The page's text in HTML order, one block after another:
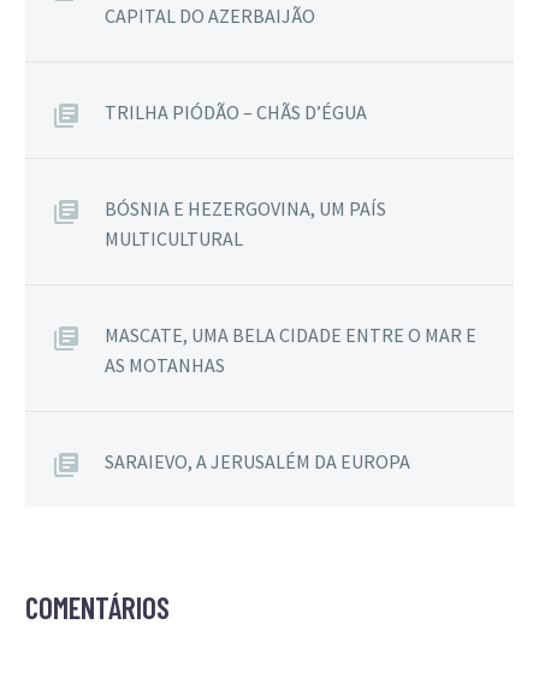
CAPITAL DO AZERBAIJÃO
TRILHA PIÓDÃO – CHÃS D’ÉGUA
BÓSNIA E HEZERGOVINA, UM PAÍS
MULTICULTURAL
MASCATE, UMA BELA CIDADE ENTRE O MAR E
AS MOTANHAS
SARAIEVO, A JERUSALÉM DA EUROPA
COMENTÁRIOS